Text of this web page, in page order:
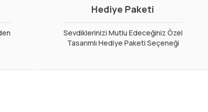
Hediye Paketi
Sevdiklerinizi Mutlu Edeceğiniz Özel
Tasarımlı Hediye Paketi Seçeneği